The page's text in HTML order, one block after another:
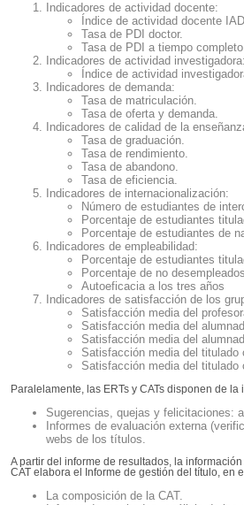
Indicadores de actividad docente:
Índice de actividad docente
Tasa de PDI doctor.
Tasa de PDI a tiempo
Indicadores de actividad investigadora:
Índice de actividad
Indicadores de demanda:
Tasa de matriculación.
Tasa de oferta y demanda.
Indicadores de calidad de la
Tasa de graduación.
Tasa de rendimiento.
Tasa de abandono.
Tasa de eficiencia.
Indicadores de internacionalización:
Número de estudiantes de
Porcentaje deestudiantes
Porcentaje de estudiantes de
Indicadores de empleabilidad:
Porcentaje de estudiantes
Porcentaje de no
Autoeficacia a los tres años
Indicadores de satisfacción de los
Satisfacción media del
Satisfacción media del
Satisfacción media del
Satisfacción media del titulado
Satisfacción media del
Paralelamente, las ERTs y CATs disponen de
Sugerencias, quejas y felicitaciones:
Informes de evaluación externa
webs de los títulos.
A partir del informe de resultados, la
CAT elabora el Informe de gestión del título, en
La composición de la CAT.